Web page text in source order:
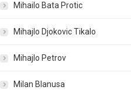
Mihailo Bata Protic
Mihajlo Djokovic Tikalo
Mihajlo Petrov
Milan Blanusa